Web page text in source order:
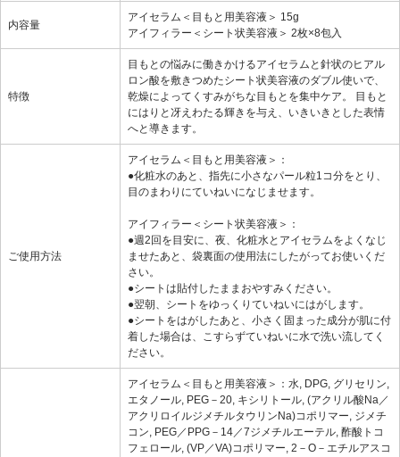
内容量
アイセラム＜目もと用美容液＞ 15g
アイフィラー＜シート状美容液＞ 2枚×8包入
特徴
目もとの悩みに働きかけるアイセラムと針状のヒアル
ロン酸を敷きつめたシート状美容液のダブル使いで、
乾燥によってくすみがちな目もとを集中ケア。 目もと
にはりと冴えわたる輝きを与え、いきいきとした表情
へと導きます。
ご使用方法
アイセラム＜目もと用美容液＞：
●化粧水のあと、指先に小さなパール粒1コ分をとり、
目のまわりにていねいになじませます。
アイフィラー＜シート状美容液＞：
●週2回を目安に、夜、化粧水とアイセラムをよくなじ
ませたあと、袋裏面の使用法にしたがってお使いくだ
さい。
●シートは貼付したままおやすみください。
●翌朝、シートをゆっくりていねいにはがします。
●シートをはがしたあと、小さく固まった成分が肌に付
着した場合は、こすらずていねいに水で洗い流してく
ださい。
アイセラム＜目もと用美容液＞：水, DPG, グリセリン,
エタノール, PEG－20, キシリトール, (アクリル酸Na／
アクリロイルジメチルタウリンNa)コポリマー, ジメチ
コン, PEG／PPG－14／7ジメチルエーテル, 酢酸トコ
フェロール, (VP／VA)コポリマー, 2－O－エチルアスコ